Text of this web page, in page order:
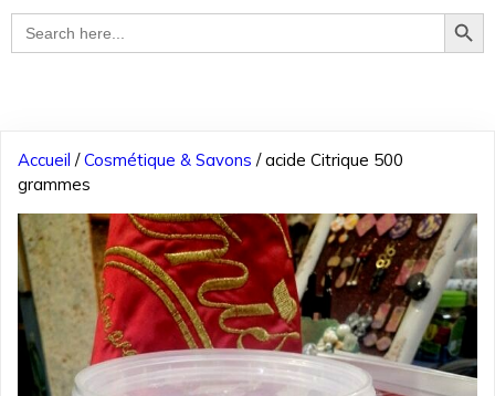
Search
for:
Search Button
Accueil /Cosmétique & Savons / acide Citrique 500
grammes